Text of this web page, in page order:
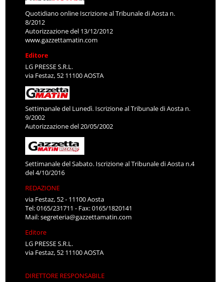
Quotidiano online Iscrizione al Tribunale di Aosta n.
8/2012
Autorizzazione del 13/12/2012
www.gazzettamatin.com
Editore
LG PRESSE S.R.L.
via Festaz, 52 11100 AOSTA
Settimanale del Lunedì. Iscrizione al Tribunale di Aosta n.
9/2002
Autorizzazione del 20/05/2002
Settimanale del Sabato. Iscrizione al Tribunale di Aosta n.4
del 4/10/2016
REDAZIONE
via Festaz, 52 - 11100 Aosta
Tel: 0165/231711 - Fax: 0165/1820141
Mail:segreteria@gazzettamatin.com
Editore
LG PRESSE S.R.L.
via Festaz, 52 11100 AOSTA
DIRETTORE RESPONSABILE